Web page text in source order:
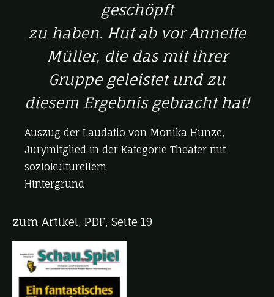
geschöpft
zu haben. Hut ab vor Annette
Müller, die das mit ihrer
Gruppe geleistet und zu
diesem Ergebnis gebracht hat!
Auszug der Laudatio von Monika Hunze,
Jurymitglied in der Kategorie Theater mit
soziokulturellem
Hintergrund
zum Artikel, PDF, Seite 19